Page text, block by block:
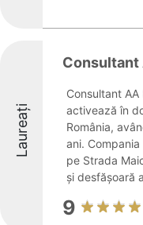
Laureați
Consultant
Consultant
activează în
România,
ani.
pe Strada
și desfășoară
9